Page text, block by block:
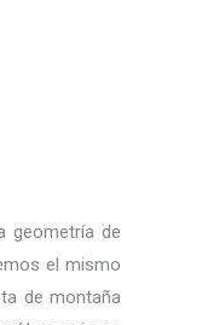
geometría de
el mismo
de montaña